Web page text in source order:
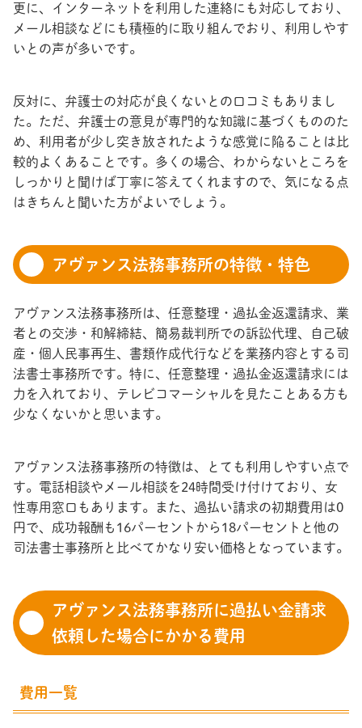
更に、インターネットを利用した連絡にも対応しており、
メール相談などにも積極的に取り組んでおり、利用しやす
いとの声が多いです。
反対に、弁護士の対応が良くないとの口コミもありまし
た。ただ、弁護士の意見が専門的な知識に基づくもののた
め、利用者が少し突き放されたような感覚に陥ることは比
較的よくあることです。多くの場合、わからないところを
しっかりと聞けば丁寧に答えてくれますので、気になる点
はきちんと聞いた方がよいでしょう。
アヴァンス法務事務所の特徴・特色
アヴァンス法務事務所は、任意整理・過払金返還請求、業
者との交渉・和解締結、簡易裁判所での訴訟代理、自己破
産・個人民事再生、書類作成代行などを業務内容とする司
法書士事務所です。特に、任意整理・過払金返還請求には
力を入れており、テレビコマーシャルを見たことある方も
少なくないかと思います。
アヴァンス法務事務所の特徴は、とても利用しやすい点で
す。電話相談やメール相談を24時間受け付けており、女
性専用窓口もあります。また、過払い請求の初期費用は0
円で、成功報酬も16パーセントから18パーセントと他の
司法書士事務所と比べてかなり安い価格となっています。
アヴァンス法務事務所に過払い金請求
依頼した場合にかかる費用
費用一覧